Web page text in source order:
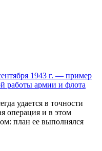
1943 г. — пример
работы армии и флота
удается в точности
операция и в этом
план ее выполнялся